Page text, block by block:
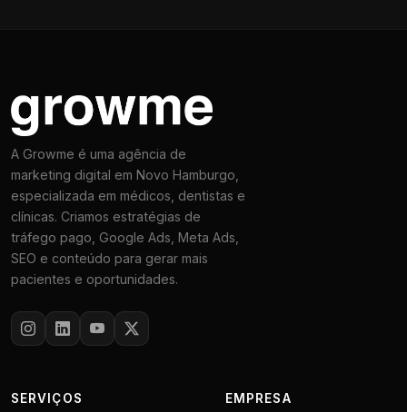
A Growme é uma agência de
marketing digital em Novo Hamburgo,
especializada em médicos, dentistas e
clínicas. Criamos estratégias de
tráfego pago, Google Ads, Meta Ads,
SEO e conteúdo para gerar mais
pacientes e oportunidades.
SERVIÇOS EMPRESA